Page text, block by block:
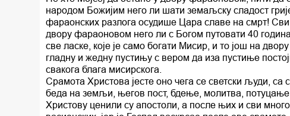
народом Божијим него ли шати земаљску сладост
фараонских разлога осудише Цара славе на смрт!
двору фараоновом него ли с Богом путовати 40
све ласке, које је само богати Мисир, и то још на
гладну и жедну пустињу с вером да иза пустиње
свакога блага мисирскога.
Срамота Христова јесте оно чега се светски људи,
беда на земљи, његов пост, бдење, молитва,
Христову ценили су апостоли, а после њих и сви